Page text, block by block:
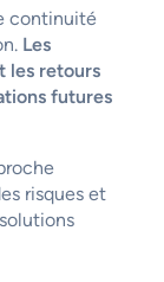
continuité
Les
les retours
futures
risques et